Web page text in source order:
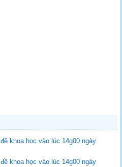
khoa học vào lúc 14g00 ngày
khoa học vào lúc 14g00 ngày